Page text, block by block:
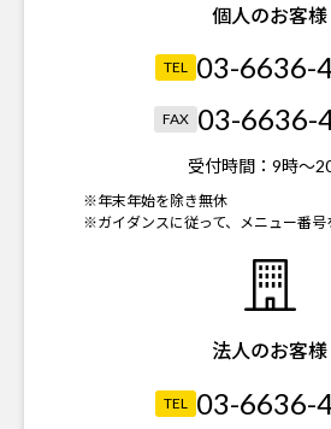
個人のお客様
TEL 03-6636-
FAX 03-6636-
受付時間： 9時～
※年末年始を除き無休
※ガイダンスに従って、メニュー番号
法人のお客様
TEL 03-6636-